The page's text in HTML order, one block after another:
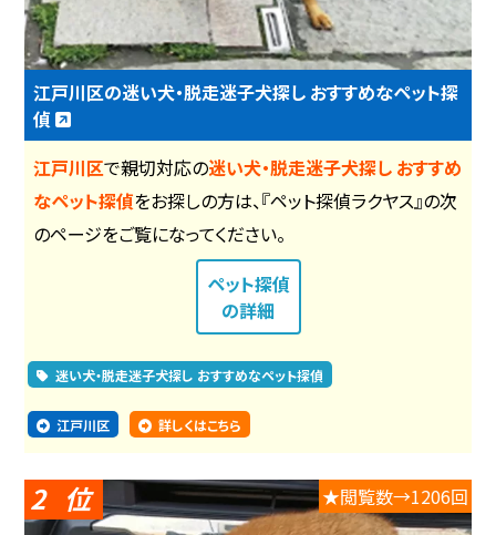
江戸川区の迷い犬・脱走迷子犬探し おすすめなペット探
偵
江戸川区で親切対応の迷い犬・脱走迷子犬探し おすすめ
なペット探偵をお探しの方は、『ペット探偵ラクヤス』の次
のページをご覧になってください。
ペット探偵
の詳細
迷い犬・脱走迷子犬探し おすすめなペット探偵
江戸川区 詳しくはこちら
2 ★閲覧数→1206回